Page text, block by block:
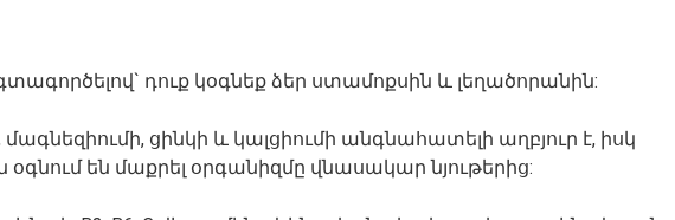
դուք կօգնեք ձեր ստամոքսին և լեղածորանին:
մագնեզիումի, ցինկի և կալցիումի անգնահատելի աղբյուր է, իսկ
օգնում են մաքրել օրգանիզմը վնասակար նյութերից: